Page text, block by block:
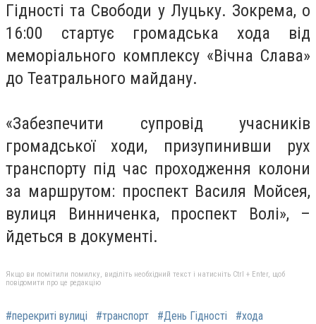
Гідності та Свободи у Луцьку. Зокрема, о
16:00 стартує громадська хода від
меморіального комплексу «Вічна Слава»
до Театрального майдану.
«Забезпечити супровід учасників
громадської ходи, призупинивши рух
транспорту під час проходження колони
за маршрутом: проспект Василя Мойсея,
вулиця Винниченка, проспект Волі», –
йдеться в документі.
Якщо ви помітили помилку, виділіть необхідний текст і натисніть Ctrl + Enter, щоб
повідомити про це редакцію
#перекриті вулиці #транспорт #День Гідності #хода